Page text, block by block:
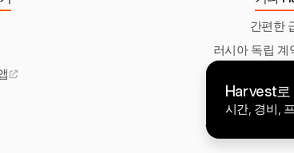
간편한
러시아 독립
최고의 프로
프리랜서를 위한
Harvest로
시간, 경비,